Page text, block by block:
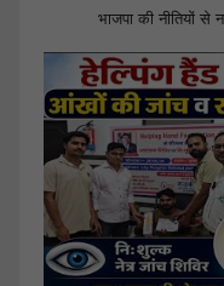
भाजपा की नीतियों से